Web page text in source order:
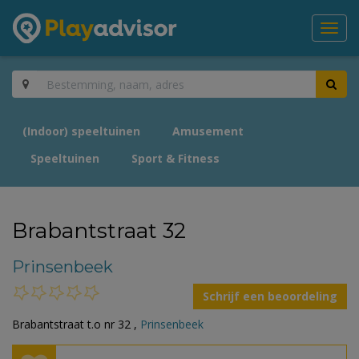
(Indoor) speeltuinen
Amusement
Speeltuinen
Sport & Fitness
Brabantstraat 32
Prinsenbeek
Schrijf een beoordeling
Brabantstraat t.o nr 32 , Prinsenbeek